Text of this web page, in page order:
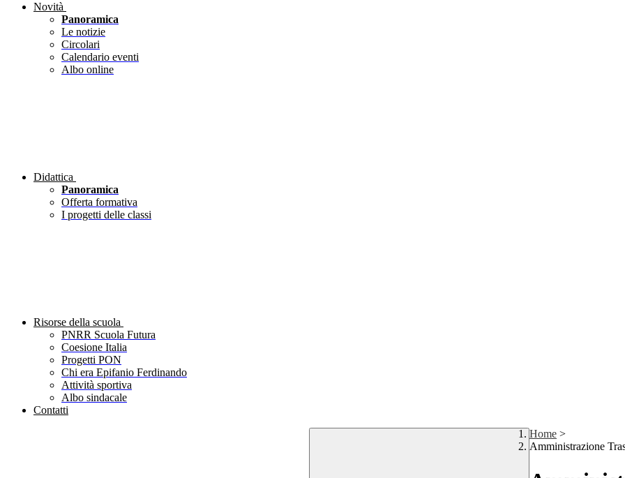
Novità
Panoramica
Le notizie
Circolari
Calendario eventi
Albo online
Didattica
Panoramica
Offerta formativa
I progetti delle classi
Risorse della scuola
PNRR Scuola Futura
Coesione Italia
Progetti PON
Chi era Epifanio Ferdinando
Attività sportiva
Albo sindacale
Contatti
Home >
Amministrazione